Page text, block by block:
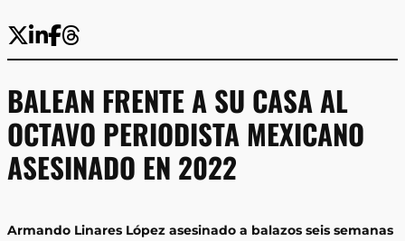
BALEAN FRENTE A SU CASA AL
OCTAVO PERIODISTA MEXICANO
ASESINADO EN 2022
Armando Linares López asesinado a balazos seis semanas